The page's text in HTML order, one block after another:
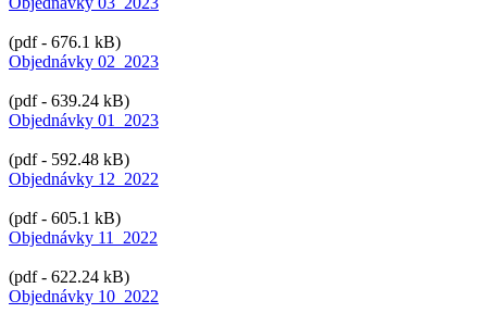
(pdf - 676.1 kB)
Objednávky 02_2023
(pdf - 639.24 kB)
Objednávky 01_2023
(pdf - 592.48 kB)
Objednávky 12_2022
(pdf - 605.1 kB)
Objednávky 11_2022
(pdf - 622.24 kB)
Objednávky 10_2022